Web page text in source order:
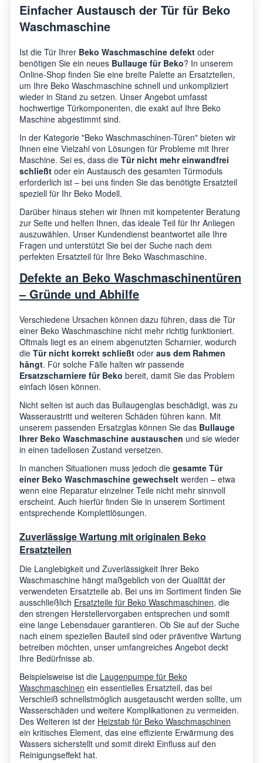
Beko
Beko HTV 8746 XG BEKO
Beko HTV 7733X0
Beko WDW85143
Beko
Beko HTV 8636 XS0 BEKO
Beko
DD WDR8540121W
BEKO 8kg WDR White
Beko WDA1056143H
Beko WDIK754421 BEKO
Beko HTE 7616 X0 BEKO
Beko DD WDIY854310
Beko
DD WDEX8540430G
BEKO
Beko HTE7614YBST BEKO
Beko HTE7736CSXCW BEKO
Beko
DD WDR8540141G
Beko
WDW 84120 Steam CH
BEKO
Beko WDA914401W
Einfacher Austausch der Tür für Beko
Waschmaschine
Ist die Tür Ihrer Beko Waschmaschine defekt oder
benötigen Sie ein neues Bullauge für Beko? In unserem
Online-Shop finden Sie eine breite Palette an Ersatzteilen,
um Ihre Beko Waschmaschine schnell und unkompliziert
wieder in Stand zu setzen. Unser Angebot umfasst
hochwertige Türkomponenten, die exakt auf Ihre Beko
Maschine abgestimmt sind.
In der Kategorie "Beko Waschmaschinen-Türen" bieten wir
Ihnen eine Vielzahl von Lösungen für Probleme mit Ihrer
Maschine. Sei es, dass die Tür nicht mehr einwandfrei
schließt oder ein Austausch des gesamten Türmoduls
erforderlich ist – bei uns finden Sie das benötigte Ersatzteil
speziell für Ihr Beko Modell.
Darüber hinaus stehen wir Ihnen mit kompetenter Beratung
zur Seite und helfen Ihnen, das ideale Teil für Ihr Anliegen
auszuwählen. Unser Kundendienst beantwortet alle Ihre
Fragen und unterstützt Sie bei der Suche nach dem
perfekten Ersatzteil für Ihre Beko Waschmaschine.
Defekte an Beko Waschmaschinentüren
– Gründe und Abhilfe
Verschiedene Ursachen können dazu führen, dass die Tür
einer Beko Waschmaschine nicht mehr richtig funktioniert.
Oftmals liegt es an einem abgenutzten Scharnier, wodurch
die Tür nicht korrekt schließt oder aus dem Rahmen
hängt. Für solche Fälle halten wir passende
Ersatzscharniere für Beko bereit, damit Sie das Problem
einfach lösen können.
Nicht selten ist auch das Bullaugenglas beschädigt, was zu
Wasseraustritt und weiteren Schäden führen kann. Mit
unserem passenden Ersatzglas können Sie das Bullauge
Ihrer Beko Waschmaschine austauschen und sie wieder
in einen tadellosen Zustand versetzen.
In manchen Situationen muss jedoch die gesamte Tür
einer Beko Waschmaschine gewechselt werden – etwa
wenn eine Reparatur einzelner Teile nicht mehr sinnvoll
erscheint. Auch hierfür finden Sie in unserem Sortiment
entsprechende Komplettlösungen.
Zuverlässige Wartung mit originalen Beko
Ersatzteilen
Die Langlebigkeit und Zuverlässigkeit Ihrer Beko
Waschmaschine hängt maßgeblich von der Qualität der
verwendeten Ersatzteile ab. Bei uns im Sortiment finden Sie
ausschließlich Ersatzteile für Beko Waschmaschinen, die
den strengen Herstellervorgaben entsprechen und somit
eine lange Lebensdauer garantieren. Ob Sie auf der Suche
nach einem speziellen Bauteil sind oder präventive Wartung
betreiben möchten, unser umfangreiches Angebot deckt
Ihre Bedürfnisse ab.
Beispielsweise ist die Laugenpumpe für Beko
Waschmaschinen ein essentielles Ersatzteil, das bei
Verschleiß schnellstmöglich ausgetauscht werden sollte, um
Wasserschäden und weitere Komplikationen zu vermeiden.
Des Weiteren ist der Heizstab für Beko Waschmaschinen
ein kritisches Element, das eine effiziente Erwärmung des
Wassers sicherstellt und somit direkt Einfluss auf den
Reinigungseffekt hat.